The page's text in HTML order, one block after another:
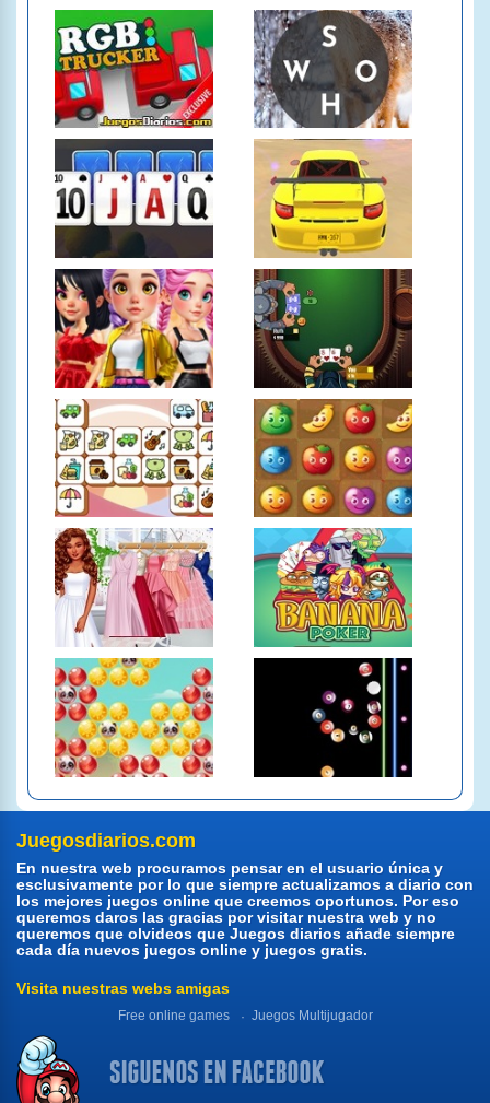
Juegosdiarios.com
En nuestra web procuramos pensar en el usuario única y
esclusivamente por lo que siempre actualizamos a diario con
los mejores juegos online que creemos oportunos. Por eso
queremos daros las gracias por visitar nuestra web y no
queremos que olvideos que Juegos diarios añade siempre
cada día nuevos juegos online y juegos gratis.
Visita nuestras webs amigas
Free online games Juegos Multijugador